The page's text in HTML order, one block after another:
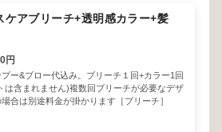
ケアブリーチ+透明感カラー+髪
円
プー&ブロー代込み。ブリーチ１回+カラー1回
は含まれません)複数回ブリーチが必要なデザ
合は別途料金が掛かります［ブリーチ］